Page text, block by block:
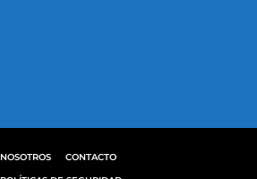
NOSOTROS
CONTACTO